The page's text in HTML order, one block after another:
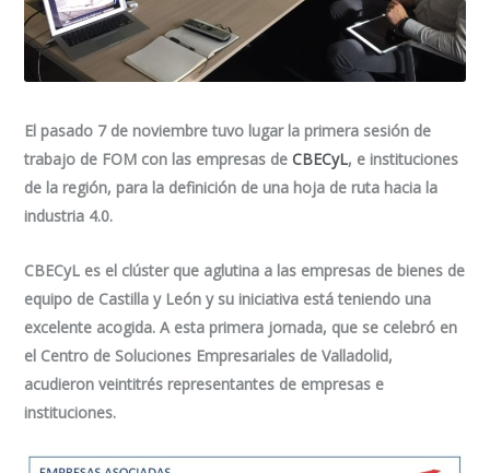
El pasado 7 de noviembre tuvo lugar la primera sesión de
trabajo de FOM con las empresas deCBECyL, e instituciones
de la región, para la definición de una hoja de ruta hacia la
industria 4.0.
CBECyL es el clúster que aglutina a las empresas de bienes de
equipo de Castilla y León y su iniciativa está teniendo una
excelente acogida. A esta primera jornada, que se celebró en
el Centro de Soluciones Empresariales de Valladolid,
acudieron veintitrés representantes de empresas e
instituciones.